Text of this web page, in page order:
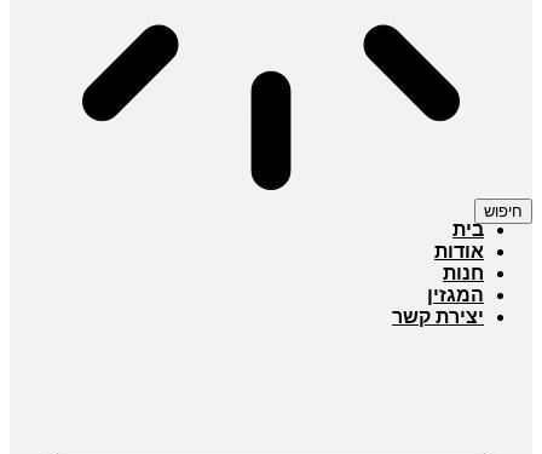
חיפוש
בית
אודות
חנות
המגזין
יצירת קשר